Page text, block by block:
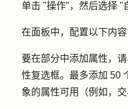
单击 "操作"，然后选择 "
在面板中，配置以下内容
要在部分中添加属性，
性复选框。最多添加 50
象的属性可用（例如，